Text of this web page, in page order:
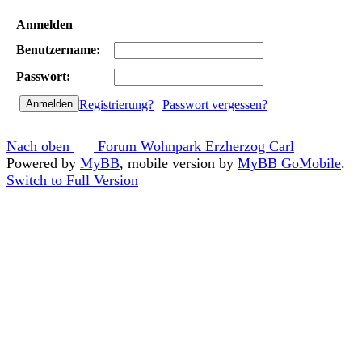
Anmelden
Benutzername:
Passwort:
Registrierung? | Passwort vergessen?
Nach oben
Forum Wohnpark Erzherzog Carl
Powered by MyBB, mobile version by MyBB GoMobile.
Switch to Full Version